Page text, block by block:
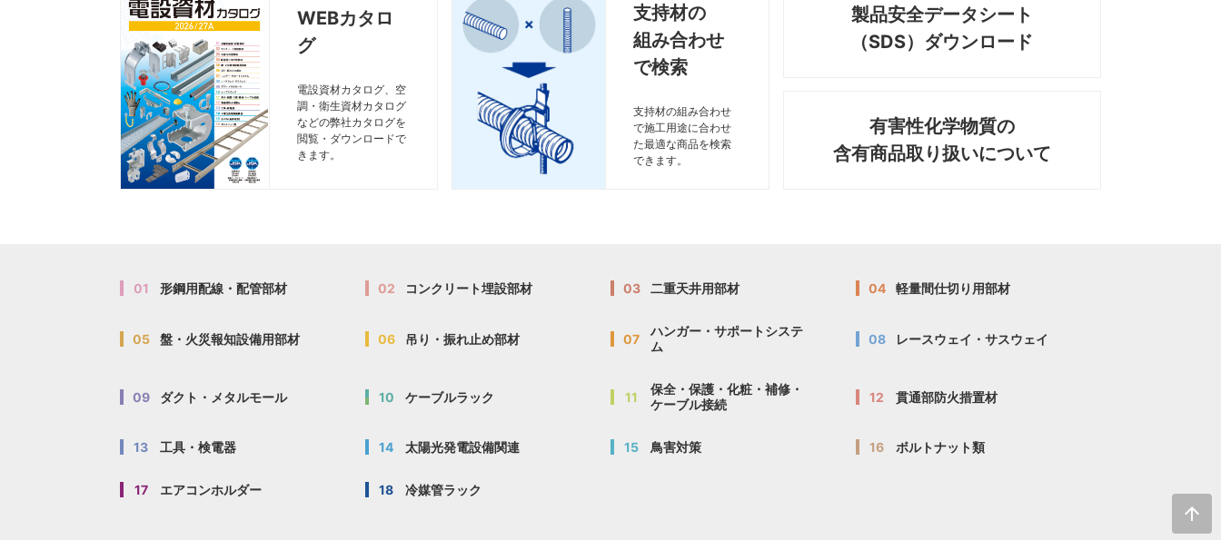
WEBカタロ
グ
電設資材カタログ、空
調・衛生資材カタログ
などの弊社カタログを
閲覧・ダウンロードで
きます。
支持材の
組み合わせ
で検索
支持材の組み合わせ
で施工用途に合わせ
た最適な商品を検索
できます。
製品安全データシート
（SDS）ダウンロード
有害性化学物質の
含有商品取り扱いについて
01 形鋼用配線・配管部材 02 コンクリート埋設部材 03 二重天井用部材 04 軽量間仕切り用部材
05 盤・火災報知設備用部材 06 吊り・振れ止め部材 07
ハンガー・サポートシステ
ム
08 レースウェイ・サスウェイ
09 ダクト・メタルモール 10 ケーブルラック 11
保全・保護・化粧・補修・
ケーブル接続
12 貫通部防火措置材
13 工具・検電器 14 太陽光発電設備関連 15 鳥害対策 16 ボルトナット類
17 エアコンホルダー 18 冷媒管ラック